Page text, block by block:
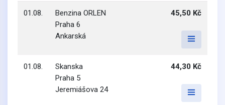
01.08.
Benzina ORLEN
Praha 6
Ankarská
45,50 Kč
01.08.
Skanska
Praha 5
Jeremiášova 24
44,30 Kč